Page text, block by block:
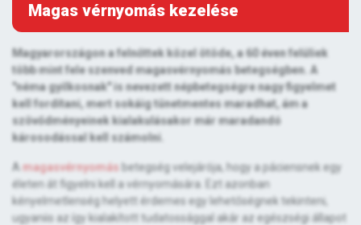
Magas vérnyomás kezelése
Magyarországon a felnőttek közel ötöde, a 60 éven felüliek
több mint fele szenved magasvérnyomás betegségben. A
"néma gyilkosnak" is nevezett népbetegségre nagy figyelmet
kell fordítani, mert sokáig tünetmentes maradhat, ám a
szövődményeinek kialakulásakor már maradandó
károsodással kell számolni.
A magasvérnyomás betegség velejárója, hogy a páciensnek egy
életen át figyelni kell a vérnyomására. Ezt azonban
kényelmetlenség helyett érdemes egy lehetőségnek tekinteni,
ugyaniis az így kialakított tudatossággal akár az egészségi állapot